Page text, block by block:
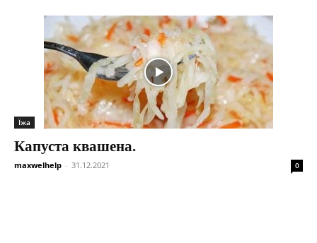
Їжа
Капуста квашена.
maxwelhelp - 31.12.2021 0